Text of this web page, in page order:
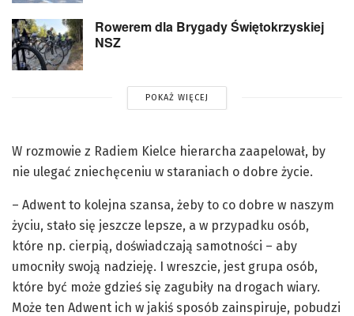
Rowerem dla Brygady Świętokrzyskiej
NSZ
POKAŻ WIĘCEJ
W rozmowie z Radiem Kielce hierarcha zaapelował, by
nie ulegać zniechęceniu w staraniach o dobre życie.
– Adwent to kolejna szansa, żeby to co dobre w naszym
życiu, stało się jeszcze lepsze, a w przypadku osób,
które np. cierpią, doświadczają samotności – aby
umocniły swoją nadzieję. I wreszcie, jest grupa osób,
które być może gdzieś się zagubiły na drogach wiary.
Może ten Adwent ich w jakiś sposób zainspiruje, pobudzi